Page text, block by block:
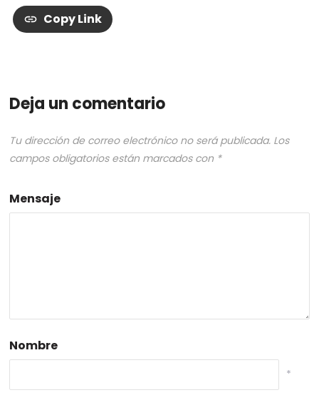
Copy Link
Deja un comentario
Tu dirección de correo electrónico no será publicada. Los
campos obligatorios están marcados con *
Mensaje
Nombre
*